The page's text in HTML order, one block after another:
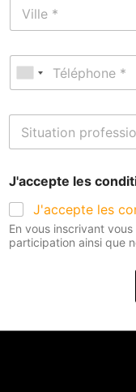
J'accepte les
J'accepte les
En vous inscrivant
participation ainsi que